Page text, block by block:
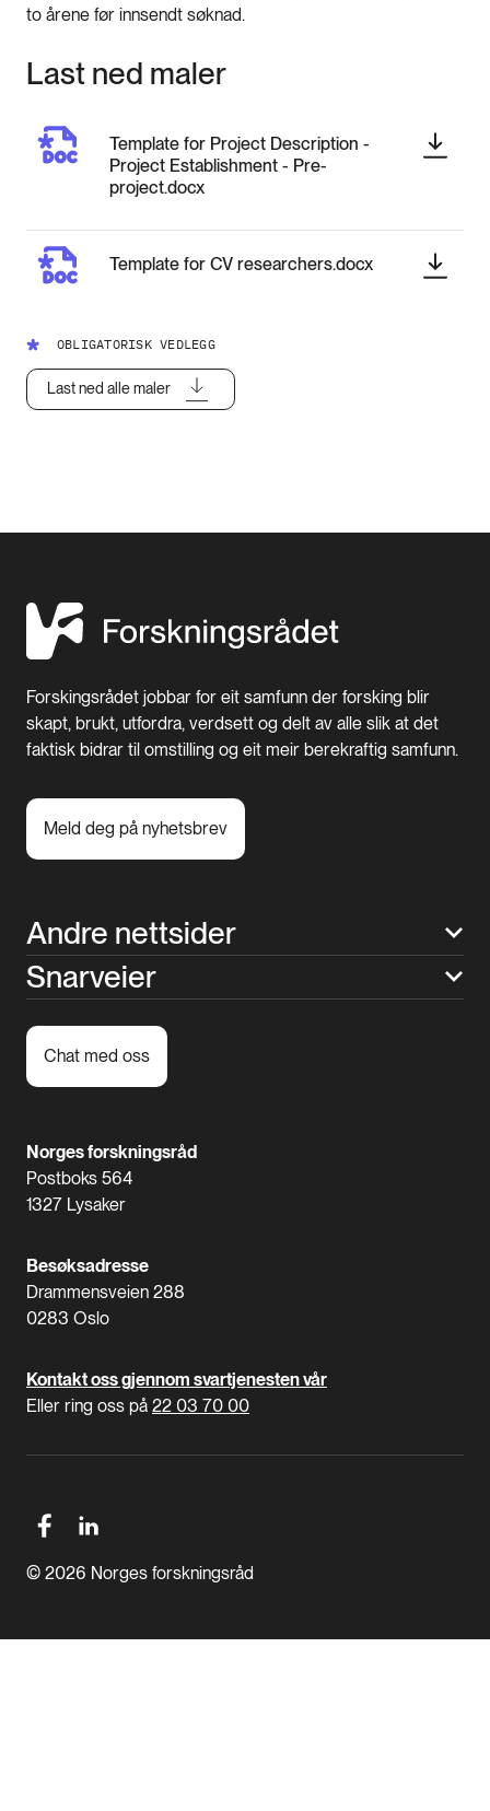
to årene før innsendt søknad.
Last ned maler
Template for Project Description -
Project Establishment - Pre-
project.docx
Template for CV researchers.docx
OBLIGATORISK VEDLEGG
Last ned alle maler
Forskingsrådet jobbar for eit samfunn der forsking blir
skapt, brukt, utfordra, verdsett og delt av alle slik at det
faktisk bidrar til omstilling og eit meir berekraftig samfunn.
Meld deg på nyhetsbrev
Andre nettsider
Snarveier
Chat med oss
Norges forskningsråd
Postboks 564
1327 Lysaker
Besøksadresse
Drammensveien 288
0283 Oslo
Kontakt oss gjennom svartjenesten vår
Eller ring oss på 22 03 70 00
© 2026 Norges forskningsråd